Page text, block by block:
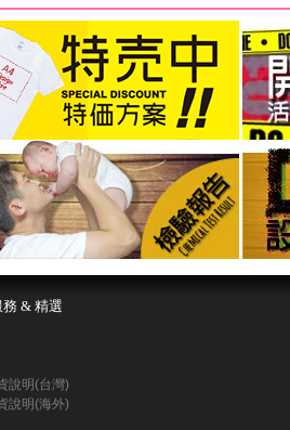
務 & 精選
說明(台灣)
說明(海外)